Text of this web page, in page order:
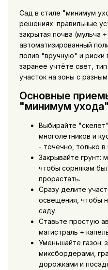
Сад в стиле "минимум
решениях: правильные
закрытая почва (мульча
автоматизированный
полив "вручную" и риски
заранее учтёте свет,
участок на зоны с
Основные
"минимум ухода"
Выбирайте
многолетников и
- точечно, только в
Закрывайте грунт:
чтобы сорнякам
прорастать.
Сразу делите
освещения, чтобы
саду.
Ставьте простую
магистраль +
Уменьшайте газон:
миксбордерами,
дорожками и